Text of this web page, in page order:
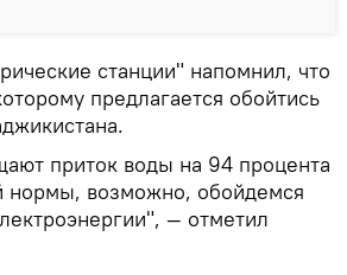
станции" напомнил, что
предлагается обойтись
приток воды на 94 процента
нормы, возможно, обойдемся
— отметил